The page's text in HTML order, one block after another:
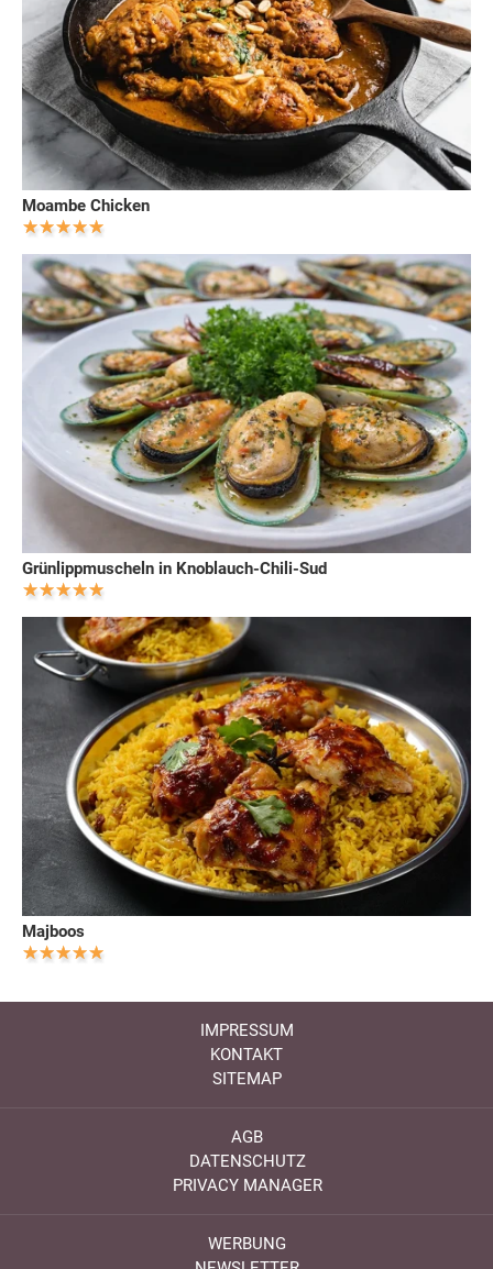
Moambe Chicken
Grünlippmuscheln in Knoblauch-Chili-Sud
Majboos
IMPRESSUM
KONTAKT
SITEMAP
AGB
DATENSCHUTZ
PRIVACY MANAGER
WERBUNG